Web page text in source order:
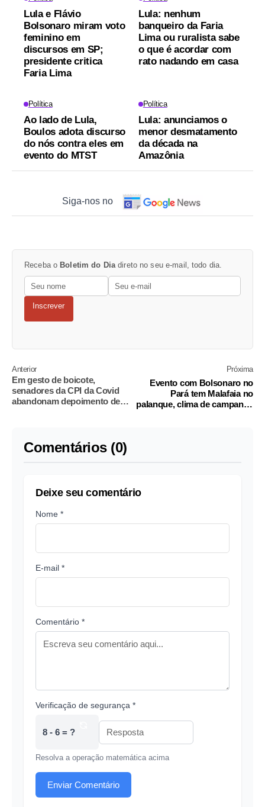
Lula e Flávio
Bolsonaro miram voto
feminino em
discursos em SP;
presidente critica
Faria Lima
Lula: nenhum
banqueiro da Faria
Lima ou ruralista sabe
o que é acordar com
rato nadando em casa
Política
Ao lado de Lula,
Boulos adota discurso
do nós contra eles em
evento do MTST
Política
Lula: anunciamos o
menor desmatamento
da década na
Amazônia
Siga-nos no
Receba o Boletim do Dia direto no seu e-mail, todo dia.
Inscrever
Anterior
Em gesto de boicote,
senadores da CPI da Covid
abandonam depoimento de
Próxima
Evento com Bolsonaro no
Pará tem Malafaia no
palanque, clima de campanha
Comentários (0)
Deixe seu comentário
Nome *
E-mail *
Comentário *
Verificação de segurança *
8 - 6 = ?
Resolva a operação matemática acima
Enviar Comentário